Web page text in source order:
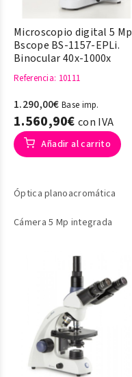
Microscopio digital 5 Mp
Bscope BS-1157-EPLi.
Binocular 40x-1000x
Referencia: 10111
1.290,00€ Base imp.
1.560,90€ con IVA
Añadir al carrito
Óptica planoacromática
Cámera 5 Mp integrada